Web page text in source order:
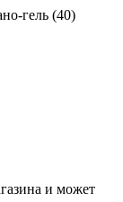
гель (40)
и может